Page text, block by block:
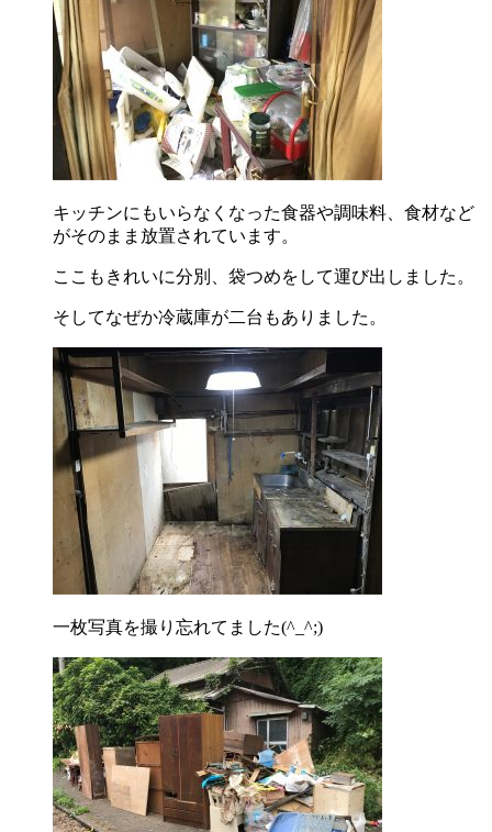
キッチンにもいらなくなった食器や調味料、食材など
がそのまま放置されています。
ここもきれいに分別、袋つめをして運び出しました。
そしてなぜか冷蔵庫が二台もありました。
一枚写真を撮り忘れてました(^_^;)